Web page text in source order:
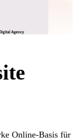
Online-Basis für